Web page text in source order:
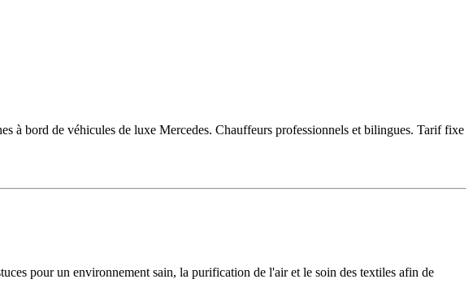
à bord de véhicules de luxe Mercedes. Chauffeurs professionnels et bilingues. Tarif fixe
pour un environnement sain, la purification de l'air et le soin des textiles afin de